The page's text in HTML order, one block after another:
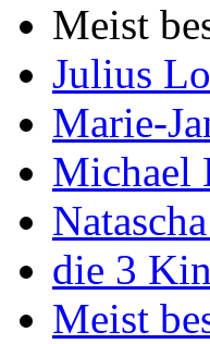
Meist
Julius
Marie-
Michael
die 3
Meist